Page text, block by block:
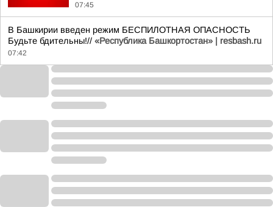
07:45
В Башкирии введен режим БЕСПИЛОТНАЯ ОПАСНОСТЬ
Будьте бдительны!// «Республика Башкортостан» | resbash.ru
07:42